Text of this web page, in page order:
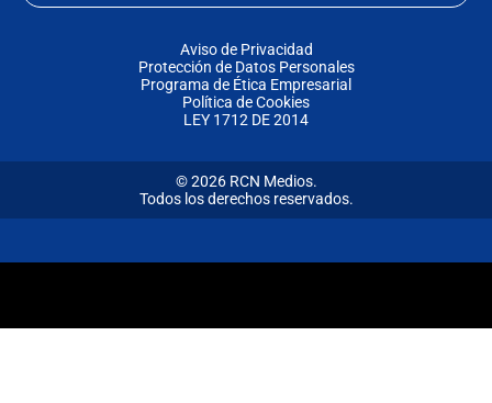
Aviso de Privacidad
Protección de Datos Personales
Programa de Ética Empresarial
Política de Cookies
LEY 1712 DE 2014
© 2026 RCN Medios.
Todos los derechos reservados.